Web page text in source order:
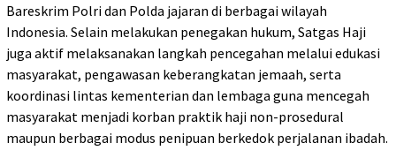
Bareskrim Polri dan Polda jajaran di berbagai wilayah
Indonesia. Selain melakukan penegakan hukum, Satgas Haji
juga aktif melaksanakan langkah pencegahan melalui edukasi
masyarakat, pengawasan keberangkatan jemaah, serta
koordinasi lintas kementerian dan lembaga guna mencegah
masyarakat menjadi korban praktik haji non-prosedural
maupun berbagai modus penipuan berkedok perjalanan ibadah.